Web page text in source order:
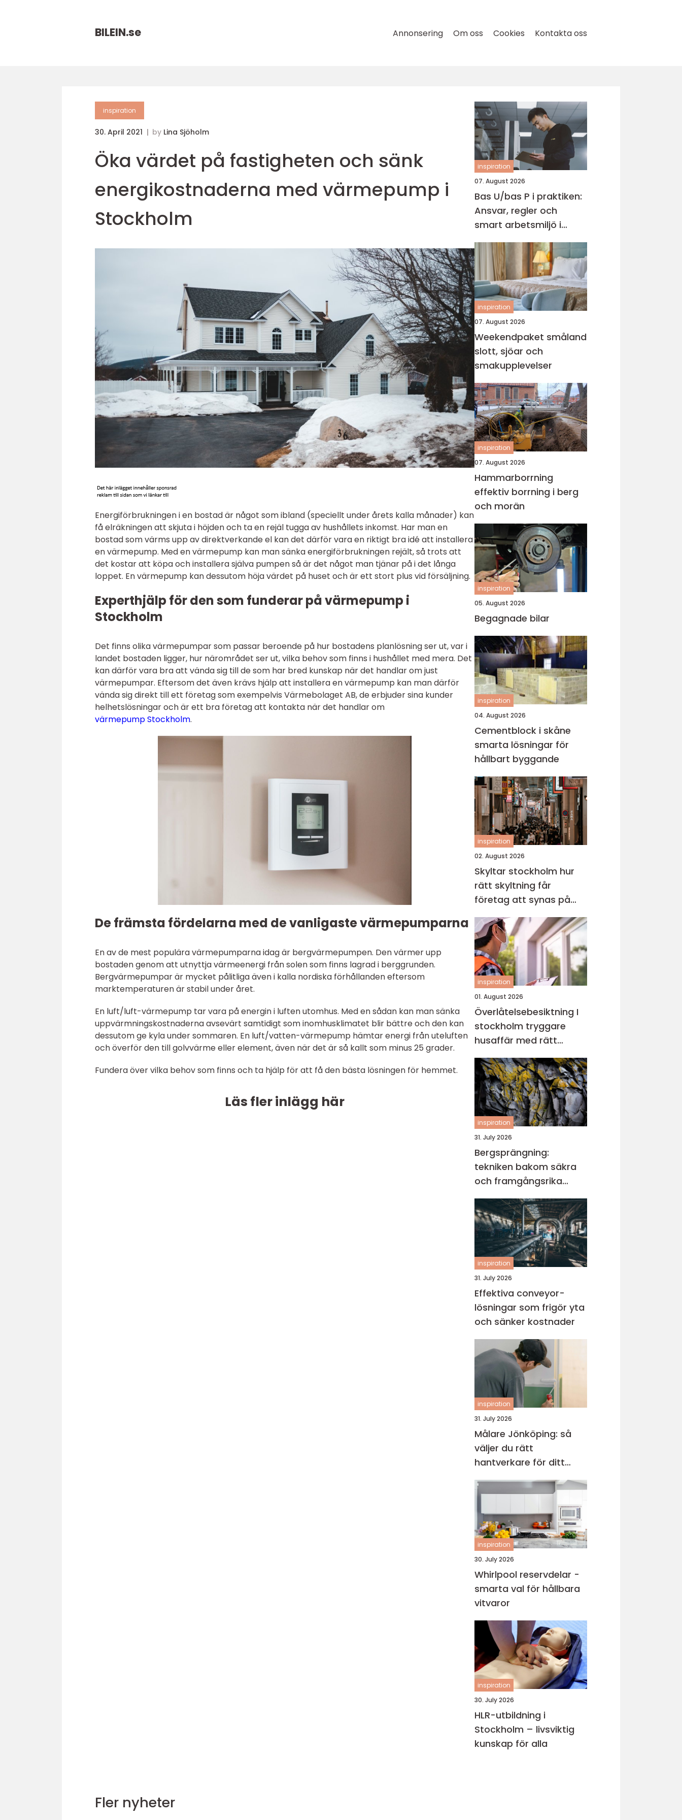
BILEIN.se Annonsering Om oss Cookies Kontakta oss
inspiration
30. April 2021 by Lina Sjöholm
Öka värdet på fastigheten och sänk
energikostnaderna med värmepump i
Stockholm
Energiförbrukningen i en bostad är något som ibland (speciellt under årets kalla månader) kan
få elräkningen att skjuta i höjden och ta en rejäl tugga av hushållets inkomst. Har man en
bostad som värms upp av direktverkande el kan det därför vara en riktigt bra idé att installera
en värmepump. Med en värmepump kan man sänka energiförbrukningen rejält, så trots att
det kostar att köpa och installera själva pumpen så är det något man tjänar på i det långa
loppet. En värmepump kan dessutom höja värdet på huset och är ett stort plus vid försäljning.
Experthjälp för den som funderar på värmepump i
Stockholm
Det finns olika värmepumpar som passar beroende på hur bostadens planlösning ser ut, var i
landet bostaden ligger, hur närområdet ser ut, vilka behov som finns i hushållet med mera. Det
kan därför vara bra att vända sig till de som har bred kunskap när det handlar om just
värmepumpar. Eftersom det även krävs hjälp att installera en värmepump kan man därför
vända sig direkt till ett företag som exempelvis Värmebolaget AB, de erbjuder sina kunder
helhetslösningar och är ett bra företag att kontakta när det handlar om
värmepump Stockholm.
De främsta fördelarna med de vanligaste värmepumparna
En av de mest populära värmepumparna idag är bergvärmepumpen. Den värmer upp
bostaden genom att utnyttja värmeenergi från solen som finns lagrad i berggrunden.
Bergvärmepumpar är mycket pålitliga även i kalla nordiska förhållanden eftersom
marktemperaturen är stabil under året.
En luft/luft-värmepump tar vara på energin i luften utomhus. Med en sådan kan man sänka
uppvärmningskostnaderna avsevärt samtidigt som inomhusklimatet blir bättre och den kan
dessutom ge kyla under sommaren. En luft/vatten-värmepump hämtar energi från uteluften
och överför den till golvvärme eller element, även när det är så kallt som minus 25 grader.
Fundera över vilka behov som finns och ta hjälp för att få den bästa lösningen för hemmet.
Läs fler inlägg här
inspiration
07. August 2026
Bas U/bas P i praktiken:
Ansvar, regler och
smart arbetsmiljö i
byggprojekt
inspiration
07. August 2026
Weekendpaket småland
slott, sjöar och
smakupplevelser
inspiration
07. August 2026
Hammarborrning
effektiv borrning i berg
och morän
inspiration
05. August 2026
Begagnade bilar
inspiration
04. August 2026
Cementblock i skåne
smarta lösningar för
hållbart byggande
inspiration
02. August 2026
Skyltar stockholm hur
rätt skyltning får
företag att synas på
riktigt
inspiration
01. August 2026
Överlåtelsebesiktning I
stockholm tryggare
husaffär med rätt
kunskap
inspiration
31. July 2026
Bergsprängning:
tekniken bakom säkra
och framgångsrika
projekt
inspiration
31. July 2026
Effektiva conveyor-
lösningar som frigör yta
och sänker kostnader
inspiration
31. July 2026
Målare Jönköping: så
väljer du rätt
hantverkare för ditt
projekt
inspiration
30. July 2026
Whirlpool reservdelar -
smarta val för hållbara
vitvaror
inspiration
30. July 2026
HLR-utbildning i
Stockholm – livsviktig
kunskap för alla
Fler nyheter